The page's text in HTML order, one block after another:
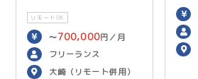
リモートOK
〜700,000円／月
フリーランス
大崎（リモート併用）